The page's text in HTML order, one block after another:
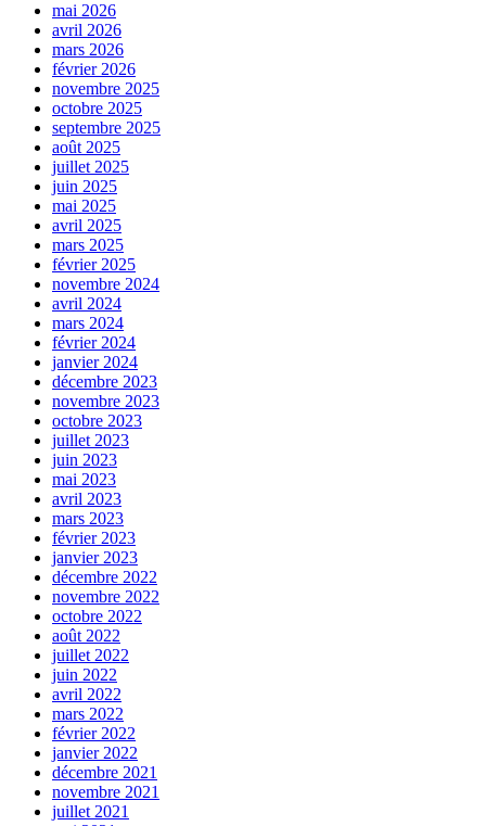
mai 2026
avril 2026
mars 2026
février 2026
novembre 2025
octobre 2025
septembre 2025
août 2025
juillet 2025
juin 2025
mai 2025
avril 2025
mars 2025
février 2025
novembre 2024
avril 2024
mars 2024
février 2024
janvier 2024
décembre 2023
novembre 2023
octobre 2023
juillet 2023
juin 2023
mai 2023
avril 2023
mars 2023
février 2023
janvier 2023
décembre 2022
novembre 2022
octobre 2022
août 2022
juillet 2022
juin 2022
avril 2022
mars 2022
février 2022
janvier 2022
décembre 2021
novembre 2021
juillet 2021